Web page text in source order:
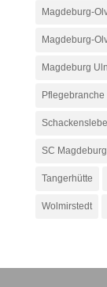
Magdeburg-
Magdeburg-
Magdeburg
Pflegebranche
SC Magdeburg
Tangerhütte
Wolmirstedt